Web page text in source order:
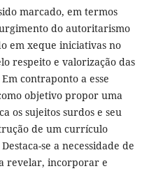
marcado, em termos
do autoritarismo
em xeque iniciativas no
respeito e valorização das
contraponto a esse
objetivo propor uma
os sujeitos surdos e seu
de um currículo
se a necessidade de
revelar, incorporar e